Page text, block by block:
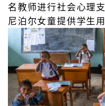
名教师进行社会心理
尼泊尔女童提供学生用